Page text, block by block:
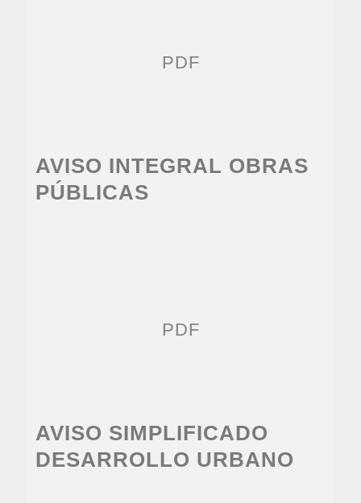
PDF
AVISO INTEGRAL OBRAS
PÚBLICAS
PDF
AVISO SIMPLIFICADO
DESARROLLO URBANO